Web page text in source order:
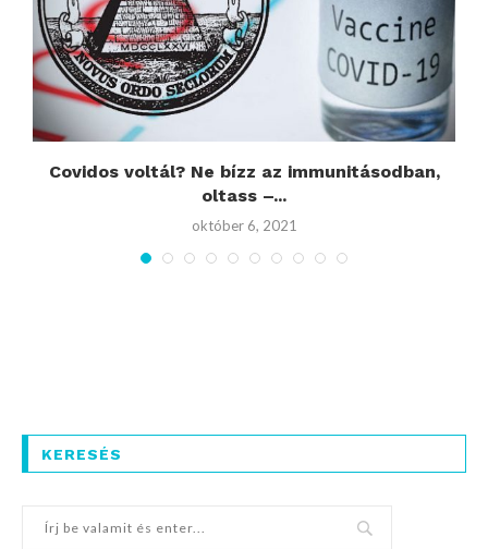
Covidos voltál? Ne bízz az immunitásodban,
oltass –...
október 6, 2021
KERESÉS